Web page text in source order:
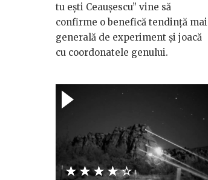
tu ești Ceaușescu” vine să
confirme o benefică tendință mai
generală de experiment și joacă
cu coordonatele genului.
★★★★★
☆☆☆☆☆